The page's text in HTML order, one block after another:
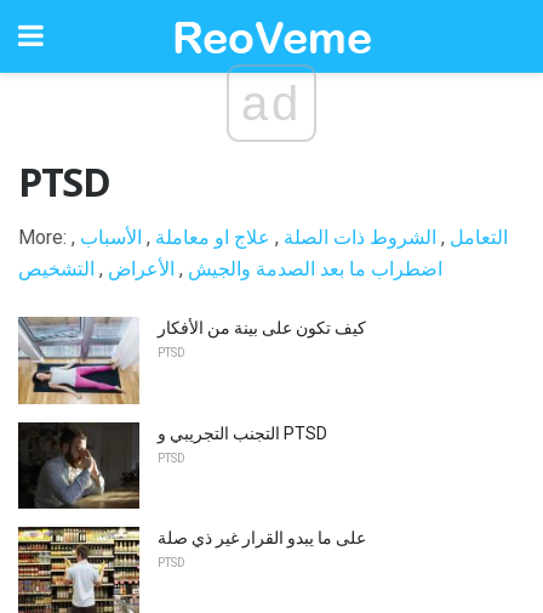
ad
PTSD
More: التعامل , الشروط ذات الصلة , علاج او معاملة , الأسباب ,
اضطراب ما بعد الصدمة والجيش , الأعراض , التشخيص
كيف تكون على بينة من الأفكار
PTSD
التجنب التجريبي و PTSD
PTSD
على ما يبدو القرار غير ذي صلة
PTSD